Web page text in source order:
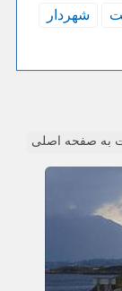
شهردار
به صفحه اصلی